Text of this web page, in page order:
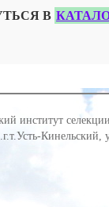
В
институт
Кинельский,